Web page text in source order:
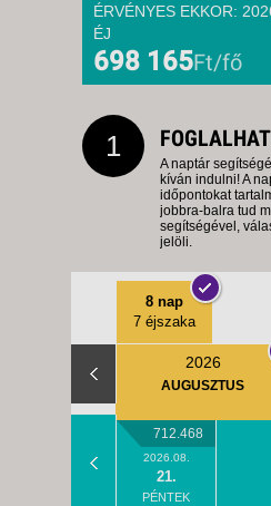
ÉRVÉNYES EKKOR:
ÉJ
698 165Ft/fő
1
A naptár
kíván indulni! A
időpontokat
jobbra-balra tud
segítségével,
jelöli.
8 nap
7 éjszaka
2026
AUGUSZTUS
712.468
2026.08.
21.
PÉNTEK